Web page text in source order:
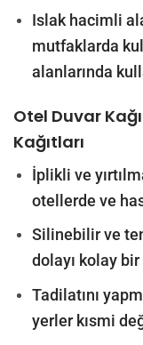
Islak hacimli
mutfaklarda
alanlarında
Otel Duvar
Kağıtları
İplikli ve
otellerde ve
Silinebilir ve
dolayı kolay bir
Tadilatını
yerler kısmi